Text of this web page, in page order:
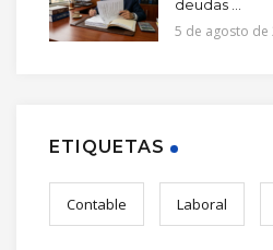
deudas ...
5 de agosto de
ETIQUETAS
Contable Laboral